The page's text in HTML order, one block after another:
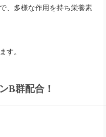
、多様な作用を持ち栄養素
す。
B群配合！